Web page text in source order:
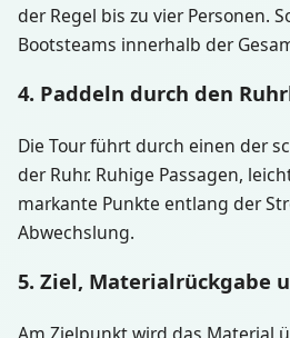
der Regel bis zu vier Personen.
Bootsteams innerhalb der
4. Paddeln durch den
Die Tour führt durch einen der
der Ruhr. Ruhige Passagen,
markante Punkte entlang der
Abwechslung.
5. Ziel, Materialrückgabe